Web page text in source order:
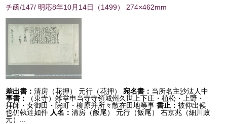
チ函/147/ 明応8年10月14日 （1499） 274×462mm
差出書：清房（花押） 元行（花押） 宛名書： 当所名主沙汰人中
事書：
（東寺）雑掌申当寺寺領城州久世上下庄・植松・上野・
拝師・女御田・院町・柳原并所々散在田地等事 書止：被仰出候
也仍執達如件 人名：清房（飯尾） 元行（飯尾） 右京兆（細川政
元）...